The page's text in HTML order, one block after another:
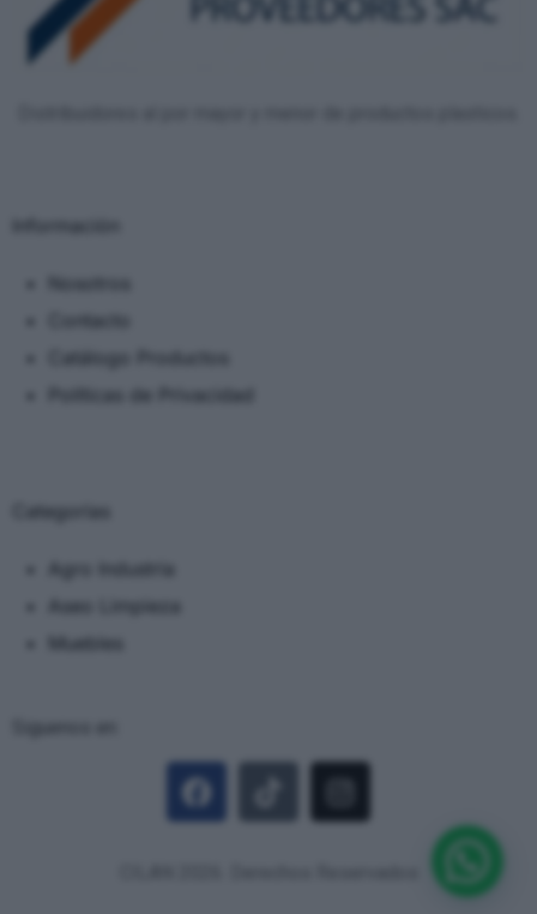
Información
Políticas de Privacidad
Categorias
Aseo Limpieza
Muebles